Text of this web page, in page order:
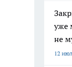
уже
не
12